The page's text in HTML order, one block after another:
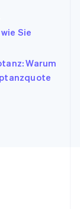
Sie
Warum